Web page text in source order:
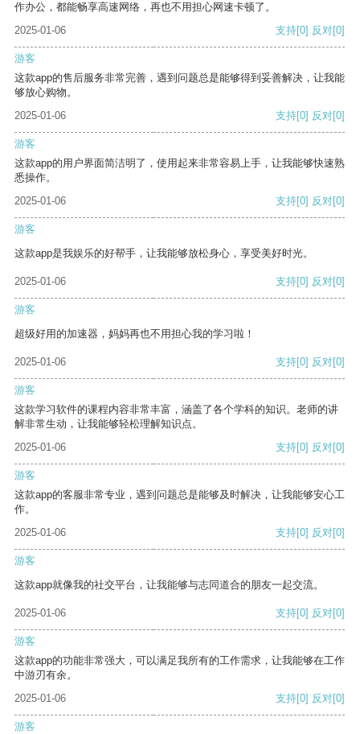
作办公，都能畅享高速网络，再也不用担心网速卡顿了。
2025-01-06
支持[0] 反对[0]
游客
这款app的售后服务非常完善，遇到问题总是能够得到妥善解决，让我能
够放心购物。
2025-01-06
支持[0] 反对[0]
游客
这款app的用户界面简洁明了，使用起来非常容易上手，让我能够快速熟
悉操作。
2025-01-06
支持[0] 反对[0]
游客
这款app是我娱乐的好帮手，让我能够放松身心，享受美好时光。
2025-01-06 支持[0] 反对[0]
游客
超级好用的加速器，妈妈再也不用担心我的学习啦！
2025-01-06 支持[0] 反对[0]
游客
这款学习软件的课程内容非常丰富，涵盖了各个学科的知识。老师的讲
解非常生动，让我能够轻松理解知识点。
2025-01-06
支持[0] 反对[0]
游客
这款app的客服非常专业，遇到问题总是能够及时解决，让我能够安心工
作。
2025-01-06
支持[0] 反对[0]
游客
这款app就像我的社交平台，让我能够与志同道合的朋友一起交流。
2025-01-06 支持[0] 反对[0]
游客
这款app的功能非常强大，可以满足我所有的工作需求，让我能够在工作
中游刃有余。
2025-01-06
支持[0] 反对[0]
游客